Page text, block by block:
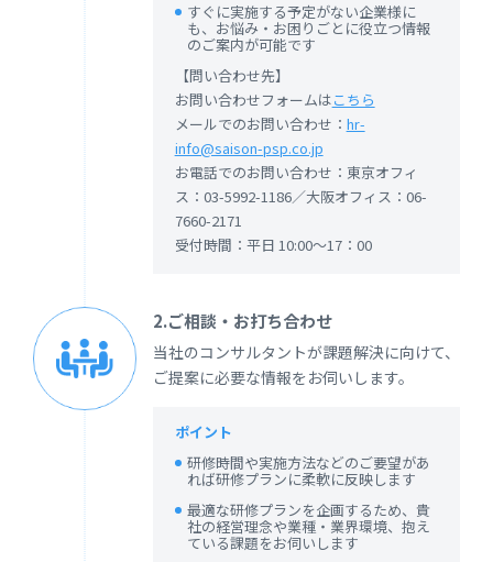
すぐに実施する予定がない企業様に
も、お悩み・お困りごとに役立つ情報
のご案内が可能です
【問い合わせ先】
お問い合わせフォームはこちら
メールでのお問い合わせ： hr-
info@saison-psp.co.jp
お電話でのお問い合わせ：東京オフィ
ス：03-5992-1186／大阪オフィス：06-
7660-2171
受付時間：平日 10:00～17：00
2.ご相談・お打ち合わせ
当社のコンサルタントが課題解決に向けて、
ご提案に必要な情報をお伺いします。
ポイント
研修時間や実施方法などのご要望があ
れば研修プランに柔軟に反映します
最適な研修プランを企画するため、貴
社の経営理念や業種・業界環境、抱え
ている課題をお伺いします